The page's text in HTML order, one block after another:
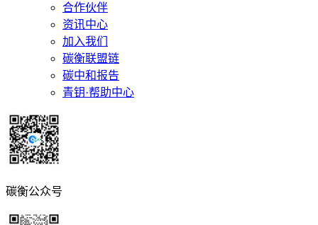
合作伙伴
资讯中心
加入我们
碳衡联盟链
碳中和报告
青钥·帮助中心
碳衡公众号